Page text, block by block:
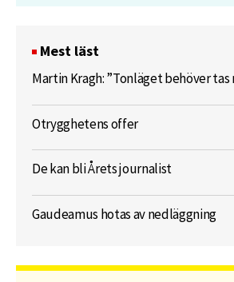
Mest läst
Martin Kragh: ”Tonläget behöver tas
Otrygghetens offer
De kan bli Årets journalist
Gaudeamus hotas av nedläggning